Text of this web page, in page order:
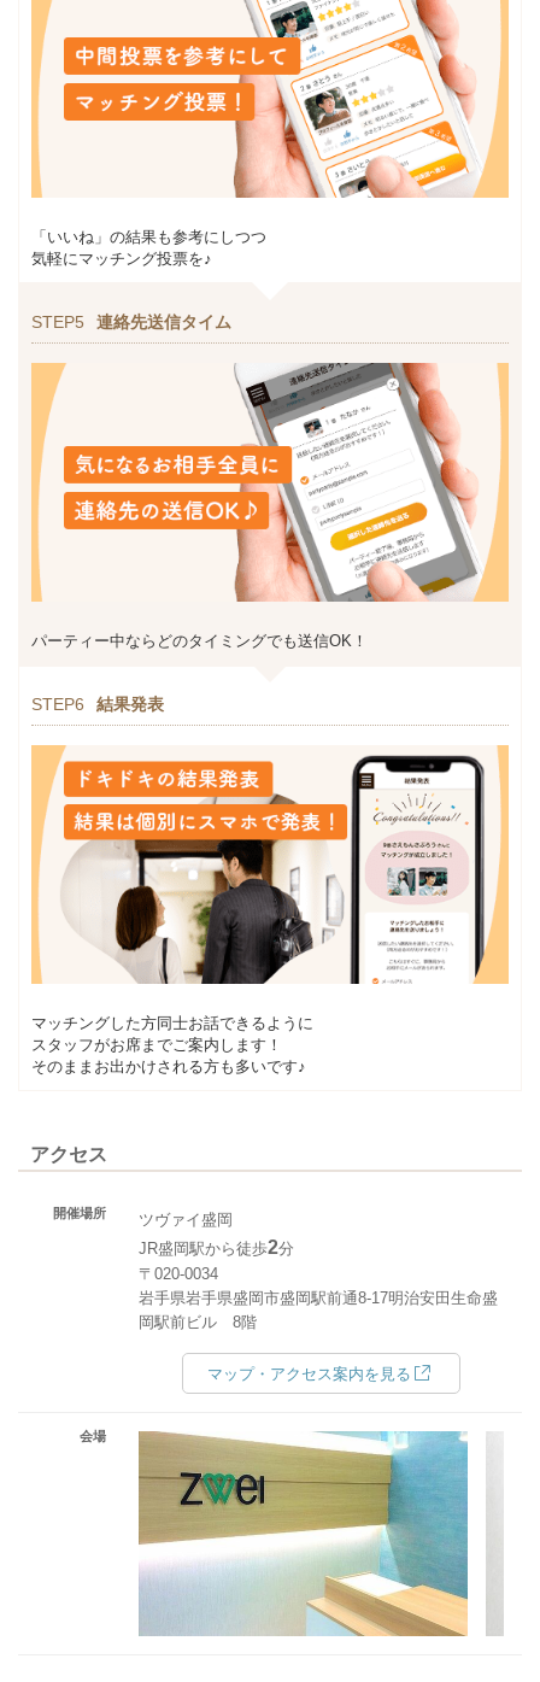
「いいね」の結果も参考にしつつ
気軽にマッチング投票を♪
STEP5 連絡先送信タイム
パーティー中ならどのタイミングでも送信OK！
STEP6 結果発表
マッチングした方同士お話できるように
スタッフがお席までご案内します！
そのままお出かけされる方も多いです♪
アクセス
開催場所
ツヴァイ盛岡
JR盛岡駅から徒歩2分
〒020-0034
岩手県岩手県盛岡市盛岡駅前通8-17明治安田生命盛
岡駅前ビル 8階
マップ・アクセス案内を見る
会場